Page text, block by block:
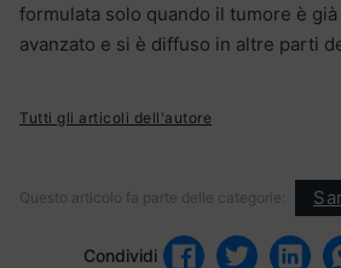
formulata solo quando il tumore è
avanzato e si è diffuso in altre parti
Tutti gli articoli dell'autore
Questo articolo fa parte delle categorie:
Condividi